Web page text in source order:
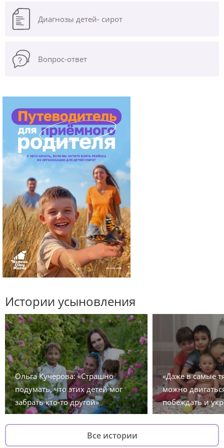
Диагнозы детей- сирот
Вопрос-ответ
Истории усыновления
Ольга Кучерова: «Страшно
подумать, что этих детей мог
забрать кто-то другой»
«Даже в самые
можно
побеждать и
Все истории